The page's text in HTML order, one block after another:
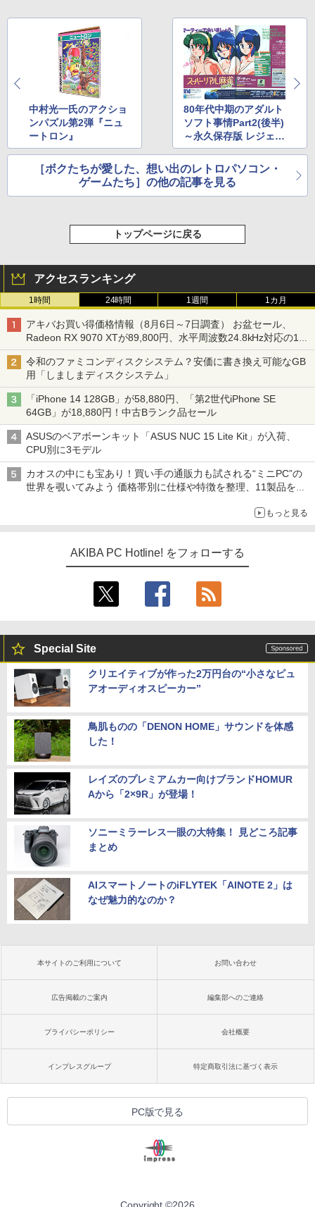
中村光一氏のアクショ
ンパズル第2弾『ニュ
ートロン』
80年代中期のアダルト
ソフト事情Part2(後半)
～永久保存版 レジェン
ドパソコンゲーム80年
代記～
［ボクたちが愛した、想い出のレトロパソコン・
ゲームたち］の他の記事を見る
トップページに戻る
アクセスランキング
1時間 24時間 1週間 1カ月
アキバお買い得価格情報（8月6日～7日調査） お盆セール、
Radeon RX 9070 XTが89,800円、水平周波数24.8kHz対応の17
型モニターが9,801円、暑さ指数連動セール ほか
令和のファミコンディスクシステム？安価に書き換え可能なGB
用「しましまディスクシステム」
「iPhone 14 128GB」が58,880円、「第2世代iPhone SE
64GB」が18,880円！中古Bランク品セール
ASUSのベアボーンキット「ASUS NUC 15 Lite Kit」が入荷、
CPU別に3モデル
カオスの中にも宝あり！買い手の通販力も試される“ミニPC”の
世界を覗いてみよう 価格帯別に仕様や特徴を整理、11製品をピ
もっと見る
AKIBA PC Hotline! をフォローする
Special Site
クリエイティブが作った2万円台の“小さなピュ
アオーディオスピーカー”
鳥肌ものの「DENON HOME」サウンドを体感
した！
レイズのプレミアムカー向けブランドHOMUR
Aから「2×9R」が登場！
ソニーミラーレス一眼の大特集！ 見どころ記事
まとめ
AIスマートノートのiFLYTEK「AINOTE 2」は
なぜ魅力的なのか？
本サイトのご利用について お問い合わせ
広告掲載のご案内 編集部へのご連絡
プライバシーポリシー 会社概要
インプレスグループ 特定商取引法に基づく表示
PC版で見る